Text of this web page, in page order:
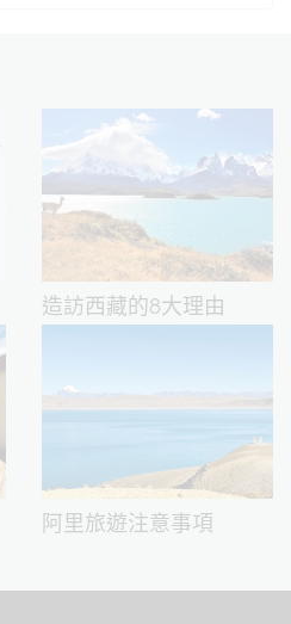
造訪西藏的8大理由
阿里旅遊注意事項